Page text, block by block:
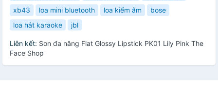
xb43
loa mini bluetooth loa kiểm âm
bose
loa hát karaoke
jbl
Liên kết: Son đa năng Flat Glossy Lipstick PK01 Lily Pink The
Face Shop